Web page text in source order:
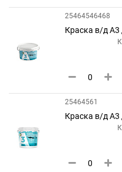
25464546468
Краска в/д А3
25464561
Краска в/д А3